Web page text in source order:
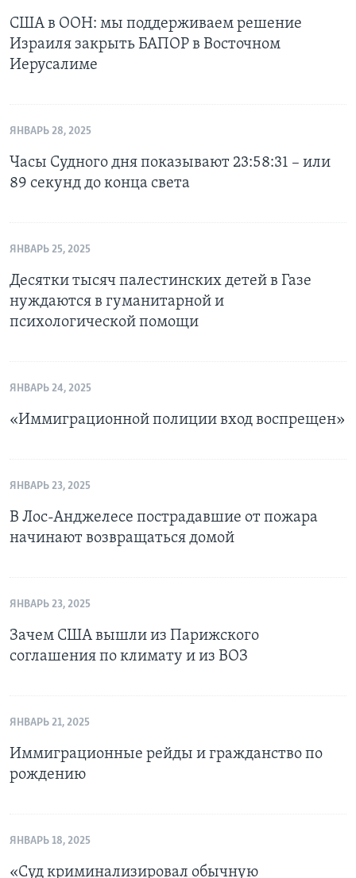
США в ООН: мы поддерживаем решение
Израиля закрыть БАПОР в Восточном
Иерусалиме
ЯНВАРЬ 28, 2025
Часы Судного дня показывают 23:58:31 – или
89 секунд до конца света
ЯНВАРЬ 25, 2025
Десятки тысяч палестинских детей в Газе
нуждаются в гуманитарной и
психологической помощи
ЯНВАРЬ 24, 2025
«Иммиграционной полиции вход воспрещен»
ЯНВАРЬ 23, 2025
В Лос-Анджелесе пострадавшие от пожара
начинают возвращаться домой
ЯНВАРЬ 23, 2025
Зачем США вышли из Парижского
соглашения по климату и из ВОЗ
ЯНВАРЬ 21, 2025
Иммиграционные рейды и гражданство по
рождению
ЯНВАРЬ 18, 2025
«Суд криминализировал обычную